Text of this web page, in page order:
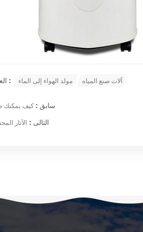
العلامات الساخنة : مولد الهواء إلى الماء آلات صنع المياه
سابق : كيف يمكنك
التالى : الآثار